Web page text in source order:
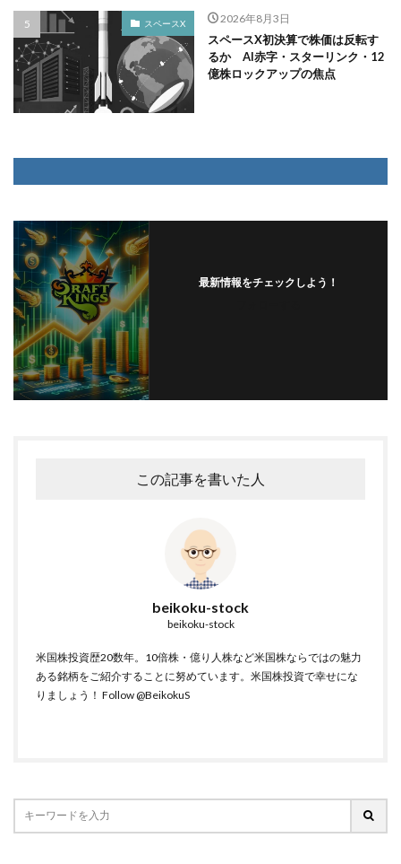
スペースX 2026年8月3日
スペースX初決算で株価は反転す
るか AI赤字・スターリンク・12
億株ロックアップの焦点
最新情報をチェックしよう！
この記事を書いた人
beikoku-stock
beikoku-stock
米国株投資歴20数年。10倍株・億り人株など米国株ならではの魅力
ある銘柄をご紹介することに努めています。米国株投資で幸せにな
りましょう！ Follow @BeikokuS